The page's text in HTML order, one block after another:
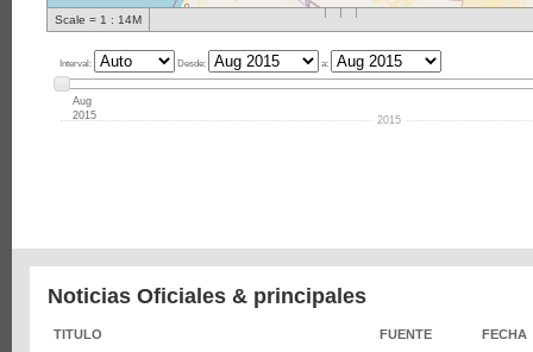
Scale = 1 : 14M
Interval: Desde: a:
2015
Aug
2015
Noticias Oficiales & principales
TITULO FUENTE
FECHA